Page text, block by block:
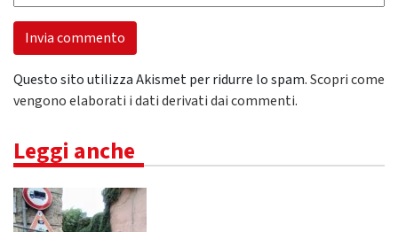
Questo sito utilizza Akismet per ridurre lo spam.Scopri come
vengono elaborati i dati derivati dai commenti.
Leggi anche